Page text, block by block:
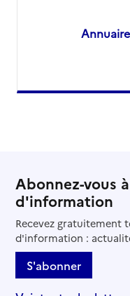
Abonnez-vous
d'information
Recevez gratuitement
d'information :
S'abonner